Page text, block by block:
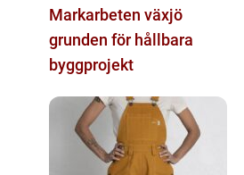
Markarbeten växjö
grunden för hållbara
byggprojekt